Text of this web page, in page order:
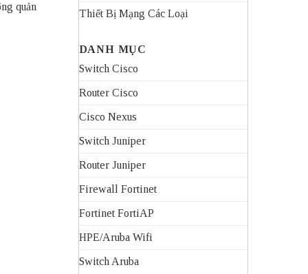
quản
Thiết Bị Mạng Các Loại
DANH MỤC
Switch Cisco
Router Cisco
Cisco Nexus
Switch Juniper
Router Juniper
Firewall Fortinet
Fortinet FortiAP
HPE/Aruba Wifi
Switch Aruba